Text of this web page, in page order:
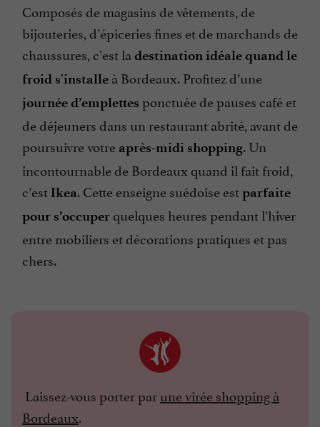
Composés de magasins de vêtements, de
bijouteries, d’épiceries fines et de marchands de
chaussures, c’est la destination idéale quand le
froid s'installe à Bordeaux. Profitez d’une
journée d’emplettes ponctuée de pauses café et
de déjeuners dans un restaurant abrité, avant de
poursuivre votre après-midi shopping. Un
incontournable de Bordeaux quand il fait froid,
c’est Ikea. Cette enseigne suédoise estparfaite
pour s’occuperquelques heures pendant l’hiver
entre mobiliers et décorations pratiques et pas
chers.
Laissez-vous porter parune virée shopping à
Bordeaux.